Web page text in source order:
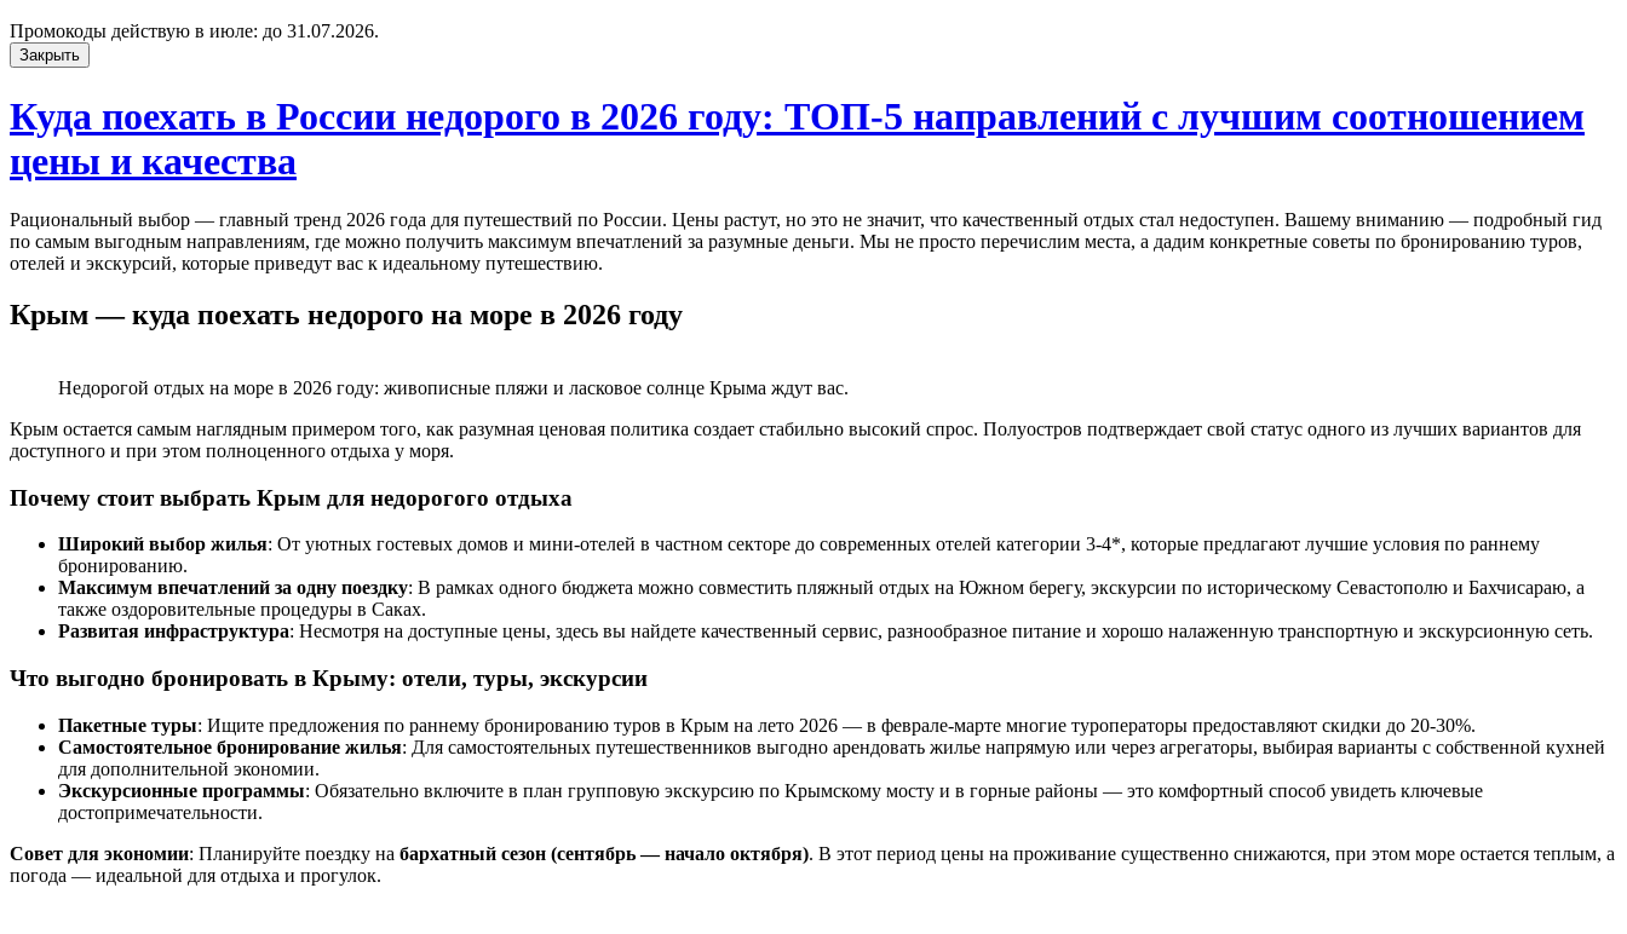
Промокоды действую в июле: до 31.07.2026.
Закрыть
Куда поехать в России недорого в 2026 году: ТОП-5 направлений с лучшим соотношением
цены и качества
Рациональный выбор — главный тренд 2026 года для путешествий по России. Цены растут, но это не значит, что качественный отдых стал недоступен. Вашему вниманию — подробный гид
по самым выгодным направлениям, где можно получить максимум впечатлений за разумные деньги. Мы не просто перечислим места, а дадим конкретные советы по бронированию туров,
отелей и экскурсий, которые приведут вас к идеальному путешествию.
Крым — куда поехать недорого на море в 2026 году
Недорогой отдых на море в 2026 году: живописные пляжи и ласковое солнце Крыма ждут вас.
Крым остается самым наглядным примером того, как разумная ценовая политика создает стабильно высокий спрос. Полуостров подтверждает свой статус одного из лучших вариантов для
доступного и при этом полноценного отдыха у моря.
Почему стоит выбрать Крым для недорогого отдыха
Широкий выбор жилья: От уютных гостевых домов и мини-отелей в частном секторе до современных отелей категории 3-4*, которые предлагают лучшие условия по раннему
бронированию.
Максимум впечатлений за одну поездку: В рамках одного бюджета можно совместить пляжный отдых на Южном берегу, экскурсии по историческому Севастополю и Бахчисараю, а
также оздоровительные процедуры в Саках.
Развитая инфраструктура: Несмотря на доступные цены, здесь вы найдете качественный сервис, разнообразное питание и хорошо налаженную транспортную и экскурсионную сеть.
Что выгодно бронировать в Крыму: отели, туры, экскурсии
Пакетные туры: Ищите предложения по раннему бронированию туров в Крым на лето 2026 — в феврале-марте многие туроператоры предоставляют скидки до 20-30%.
Самостоятельное бронирование жилья: Для самостоятельных путешественников выгодно арендовать жилье напрямую или через агрегаторы, выбирая варианты с собственной кухней
для дополнительной экономии.
Экскурсионные программы: Обязательно включите в план групповую экскурсию по Крымскому мосту и в горные районы — это комфортный способ увидеть ключевые
достопримечательности.
Совет для экономии: Планируйте поездку на бархатный сезон (сентябрь — начало октября). В этот период цены на проживание существенно снижаются, при этом море остается теплым, а
погода — идеальной для отдыха и прогулок.